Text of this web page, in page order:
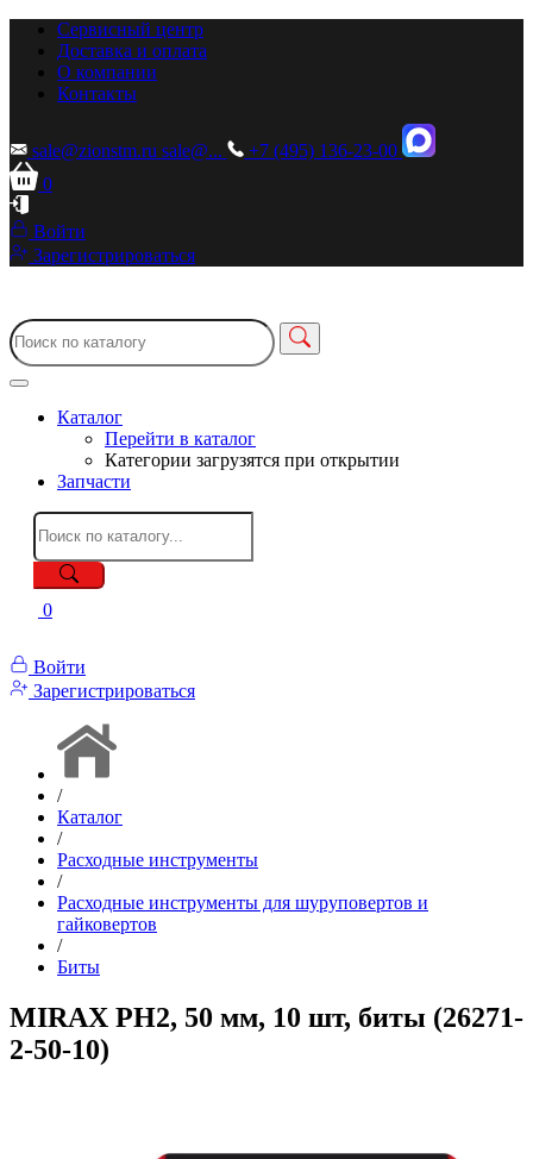
Сервисный центр
Доставка и оплата
О компании
Контакты
sale@zionstm.ru sale@...
+7 (495) 136-23-00
0
Войти
Зарегистрироваться
Каталог
Перейти в каталог
Категории загрузятся при открытии
Запчасти
0
Войти
Зарегистрироваться
/
Каталог
/
Расходные инструменты
/
Расходные инструменты для шуруповертов и
гайковертов
/
Биты
MIRAX PH2, 50 мм, 10 шт, биты (26271-
2-50-10)